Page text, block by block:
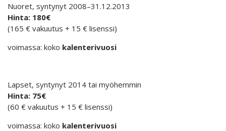
Nuoret, syntynyt 2008–31.12.2013
Hinta: 180€
(165 € vakuutus + 15 € lisenssi)
voimassa: koko kalenterivuosi
Lapset, syntynyt 2014 tai myöhemmin
Hinta: 75€
(60 € vakuutus + 15 € lisenssi)
voimassa: koko kalenterivuosi